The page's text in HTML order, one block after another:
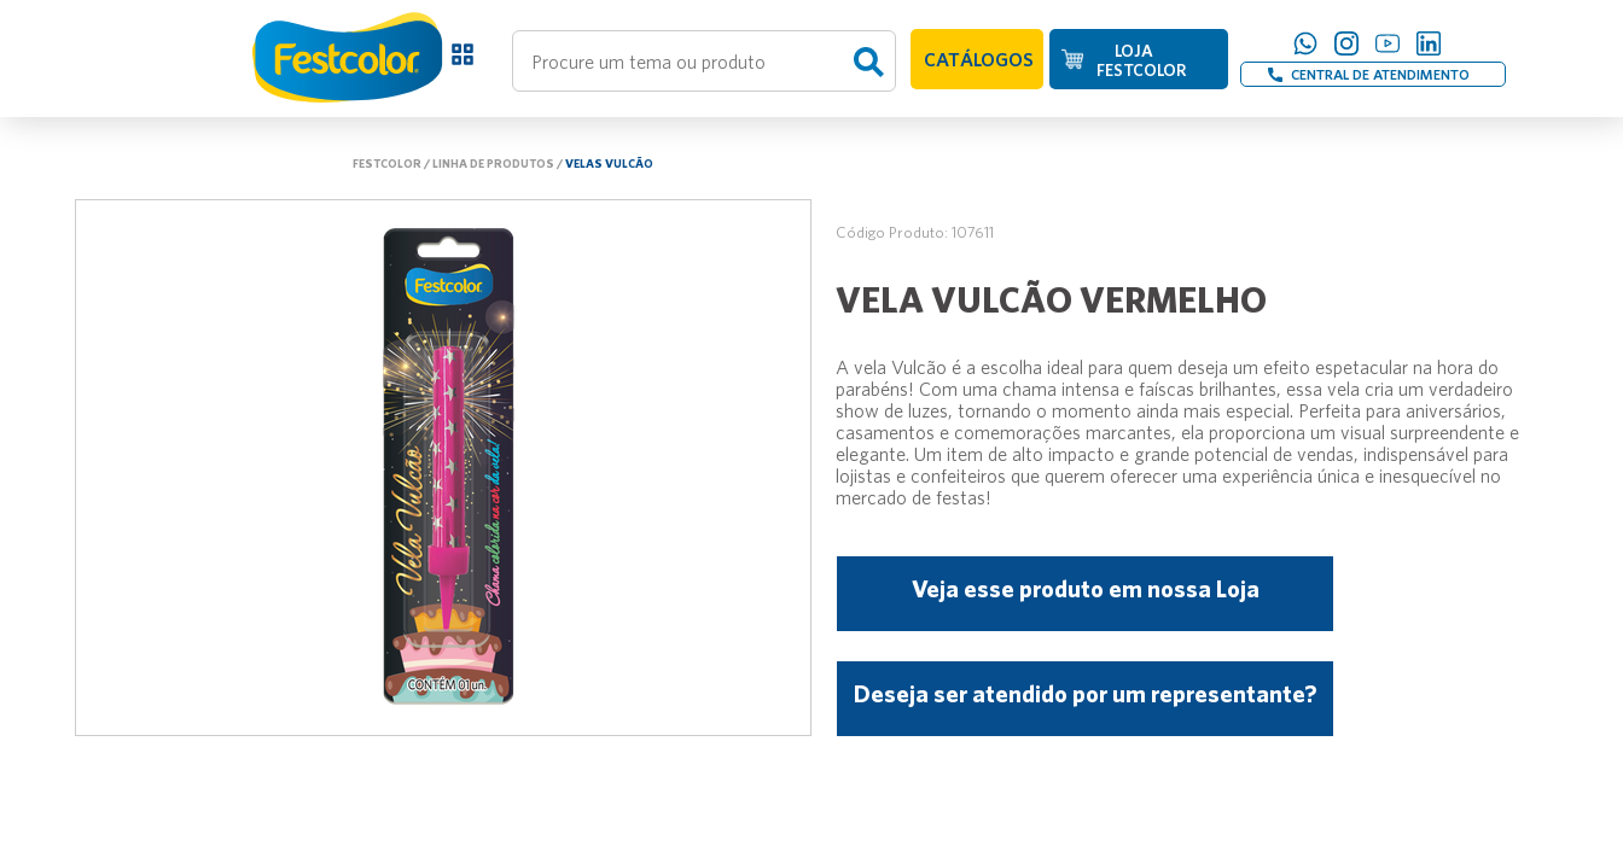
CATÁLOGOS
LOJA
FESTCOLOR
CENTRAL DE ATENDIMENTO
FESTCOLOR /LINHA DE PRODUTOS /VELAS VULCÃO
Código Produto: 107611
VELA VULCÃO VERMELHO
A vela Vulcão é a escolha ideal para quem deseja um efeito espetacular na hora do
parabéns! Com uma chama intensa e faíscas brilhantes, essa vela cria um verdadeiro
show de luzes, tornando o momento ainda mais especial. Perfeita para aniversários,
casamentos e comemorações marcantes, ela proporciona um visual surpreendente e
elegante. Um item de alto impacto e grande potencial de vendas, indispensável para
lojistas e confeiteiros que querem oferecer uma experiência única e inesquecível no
mercado de festas!
Veja esse produto em nossa Loja
Deseja ser atendido por um representante?